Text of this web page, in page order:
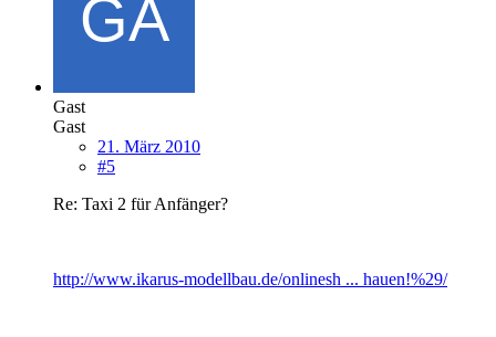
Gast
Gast
21. März 2010
#5
Re: Taxi 2 für Anfänger?
http://www.ikarus-modellbau.de/onlinesh ... hauen!%29/